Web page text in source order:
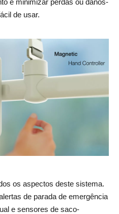
e minimizar perdas ou danos-
de usar.
os aspectos deste sistema.
de parada de emergência
e sensores de saco-